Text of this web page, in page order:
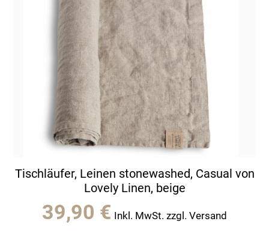
Tischläufer, Leinen stonewashed, Casual von
Lovely Linen, beige
39,90 € Inkl. MwSt. zzgl. Versand